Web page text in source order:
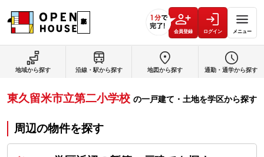
会員登録 ログイン メニュー
地域から探す 沿線・駅から探す 地図から探す 通勤・通学から探す
東久留米市立第二小学校 の一戸建て・土地を学区から探す
周辺の物件を探す